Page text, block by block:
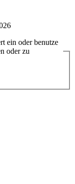
ein oder benutze
oder zu